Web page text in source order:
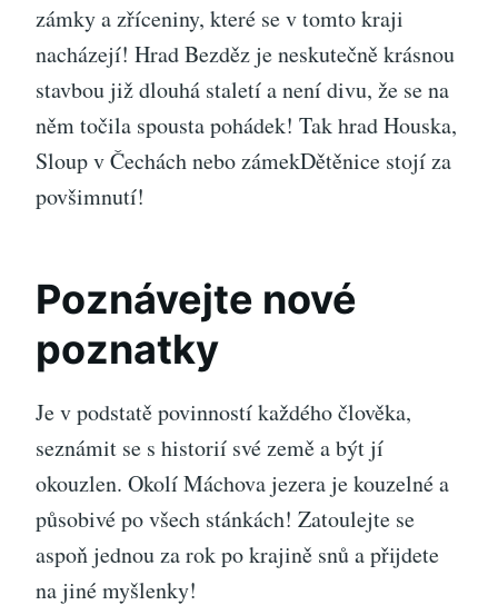
zámky a zříceniny, které se v tomto kraji
nacházejí! Hrad Bezděz je neskutečně krásnou
stavbou již dlouhá staletí a není divu, že se na
něm točila spousta pohádek! Tak hrad Houska,
Sloup v Čechách nebo zámekDětěnice stojí za
povšimnutí!
Poznávejte nové
poznatky
Je v podstatě povinností každého člověka,
seznámit se s historií své země a být jí
okouzlen. Okolí Máchova jezera je kouzelné a
působivé po všech stánkách! Zatoulejte se
aspoň jednou za rok po krajině snů a přijdete
na jiné myšlenky!